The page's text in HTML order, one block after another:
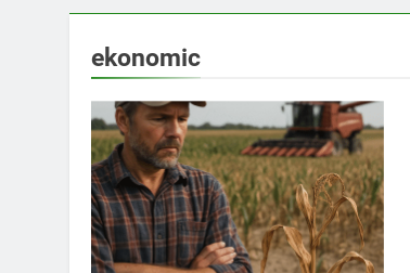
ekonomic